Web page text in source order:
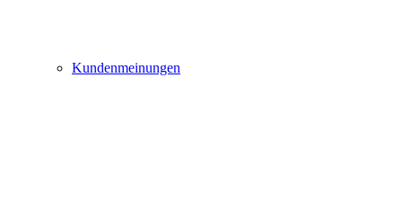
Kundenmeinungen